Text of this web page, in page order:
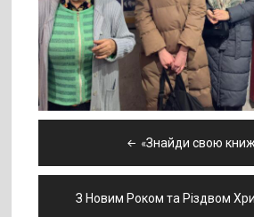
«Знайди свою
З Новим Роком та Різдвом